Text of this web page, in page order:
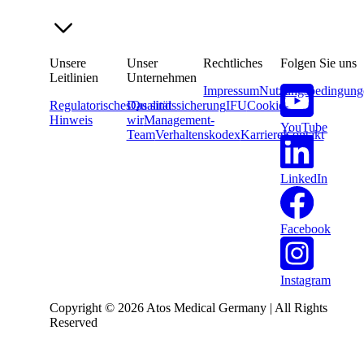
Unsere
Leitlinien
RegulatorischesQualitätssicherungIFUCookie-
Hinweis
Unser
Unternehmen
Das sind
wirManagement-
TeamVerhaltenskodexKarriereKontakt
Rechtliches
Impressum
Folgen Sie uns
YouTube
LinkedIn
Facebook
Instagram
Copyright © 2026 Atos Medical Germany | All Rights
Reserved